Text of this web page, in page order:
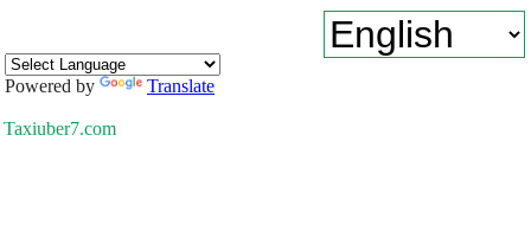
Powered by Translate
Taxiuber7.com